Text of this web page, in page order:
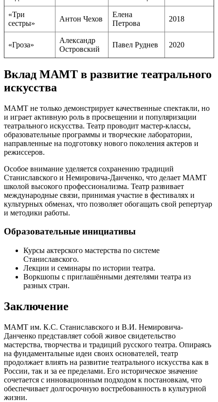
«Три
сестры»
Антон Чехов
Елена
Петрова
2018
«Гроза»
Александр
Островский
Павел Руднев 2020
Вклад МАМТ в развитие театрального
искусства
МАМТ не только демонстрирует качественные спектакли, но
и играет активную роль в просвещении и популяризации
театрального искусства. Театр проводит мастер-классы,
образовательные программы и творческие лаборатории,
направленные на подготовку нового поколения актеров и
режиссеров.
Особое внимание уделяется сохранению традиций
Станиславского и Немировича-Данченко, что делает МАМТ
школой высокого профессионализма. Театр развивает
международные связи, принимая участие в фестивалях и
культурных обменах, что позволяет обогащать свой репертуар
и методики работы.
Образовательные инициативы
Курсы актерского мастерства по системе
Станиславского.
Лекции и семинары по истории театра.
Воркшопы с приглашёнными деятелями театра из
разных стран.
Заключение
МАМТ им. К.С. Станиславского и В.И. Немировича-
Данченко представляет собой живое свидетельство
мастерства, творчества и традиций русского театра. Опираясь
на фундаментальные идеи своих основателей, театр
продолжает влиять на развитие театрального искусства как в
России, так и за ее пределами. Его историческое значение
сочетается с инновационным подходом к постановкам, что
обеспечивает долгосрочную востребованность в культурной
жизни.